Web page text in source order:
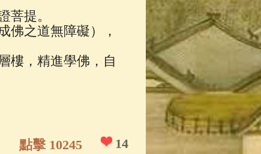
菩提。
佛之道無障礙），
樓，精進學佛，自
14
點擊 10245